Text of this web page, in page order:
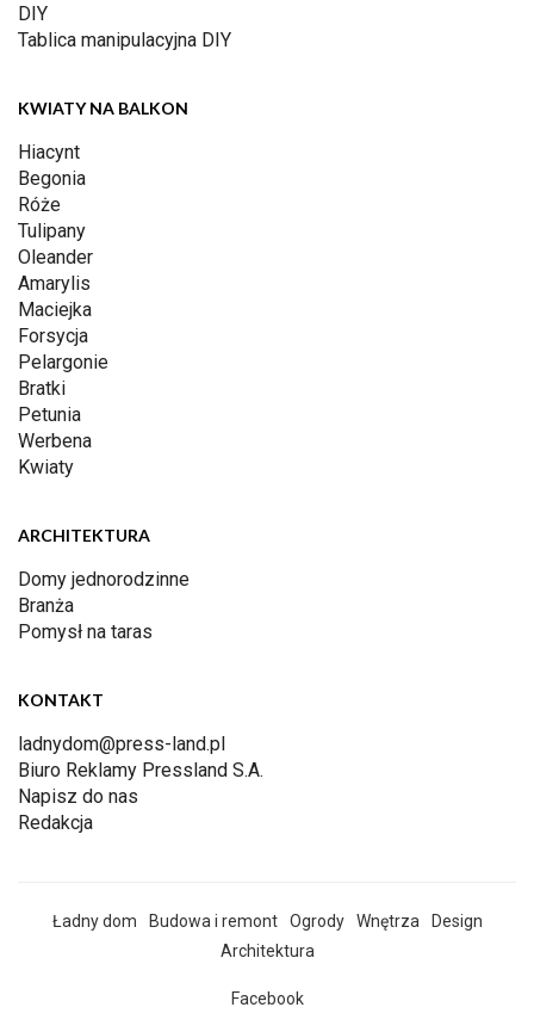
DIY
Tablica manipulacyjna DIY
KWIATY NA BALKON
Hiacynt
Begonia
Róże
Tulipany
Oleander
Amarylis
Maciejka
Forsycja
Pelargonie
Bratki
Petunia
Werbena
Kwiaty
ARCHITEKTURA
Domy jednorodzinne
Branża
Pomysł na taras
KONTAKT
ladnydom@press-land.pl
Biuro Reklamy Pressland S.A.
Napisz do nas
Redakcja
Ładny dom Budowa i remont Ogrody Wnętrza
Design
Architektura
Facebook